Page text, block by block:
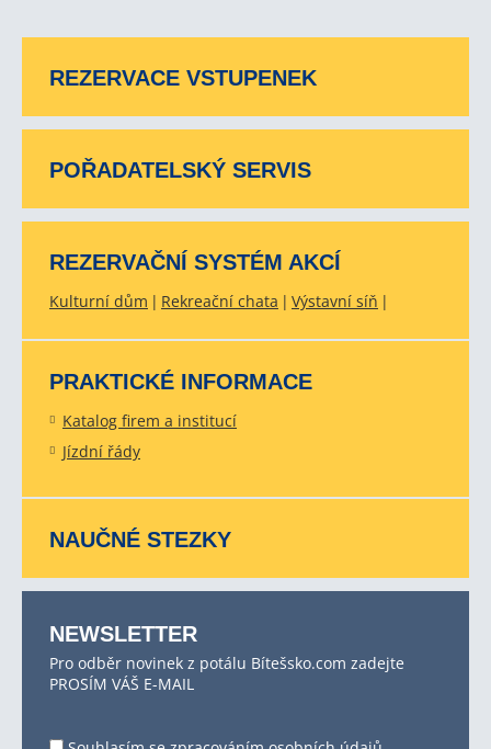
REZERVACE VSTUPENEK
POŘADATELSKÝ SERVIS
REZERVAČNÍ SYSTÉM AKCÍ
Kulturní dům Rekreační chata Výstavní síň
PRAKTICKÉ INFORMACE
Katalog firem a institucí
Jízdní řády
NAUČNÉ STEZKY
NEWSLETTER
Pro odběr novinek z potálu Bítešsko.com zadejte
PROSÍM VÁŠ E-MAIL